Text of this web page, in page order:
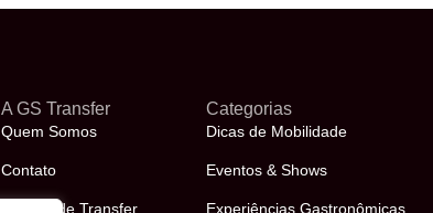
A GS Transfer
Quem Somos
Contato
Serviço de Transfer
Categorias
Dicas de Mobilidade
Eventos & Shows
Experiências Gastronômicas